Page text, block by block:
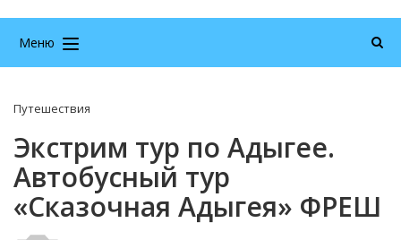
Меню
Путешествия
Экстрим тур по Адыгее.
Автобусный тур
«Сказочная Адыгея» ФРЕШ